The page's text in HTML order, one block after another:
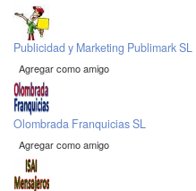
Publicidad y Marketing Publimark SL
Agregar como amigo
Olombrada Franquicias SL
Agregar como amigo